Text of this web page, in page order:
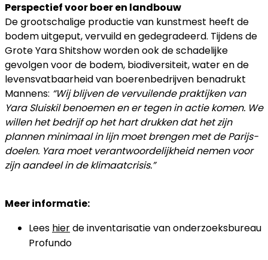
Perspectief voor boer en landbouw
De grootschalige productie van kunstmest heeft de
bodem uitgeput, vervuild en gedegradeerd. Tijdens de
Grote Yara Shitshow worden ook de schadelijke
gevolgen voor de bodem, biodiversiteit, water en de
levensvatbaarheid van boerenbedrijven benadrukt
Mannens: “Wij blijven de vervuilende praktijken van
Yara Sluiskil benoemen en er tegen in actie komen. We
willen het bedrijf op het hart drukken dat het zijn
plannen minimaal in lijn moet brengen met de Parijs-
doelen. Yara moet verantwoordelijkheid nemen voor
zijn aandeel in de klimaatcrisis.”
Meer informatie:
Lees hierde inventarisatie van onderzoeksbureau
Profundo